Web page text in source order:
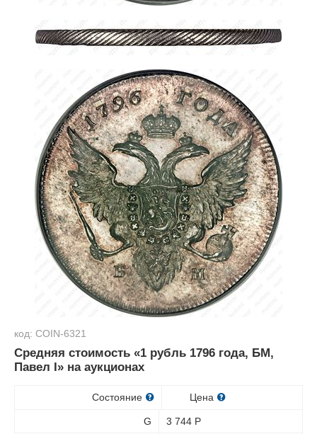
код: COIN-6321
Средняя стоимость «1 рубль 1796 года, БМ,
Павел I» на аукционах
Состояние Цена
G 3 744 Р